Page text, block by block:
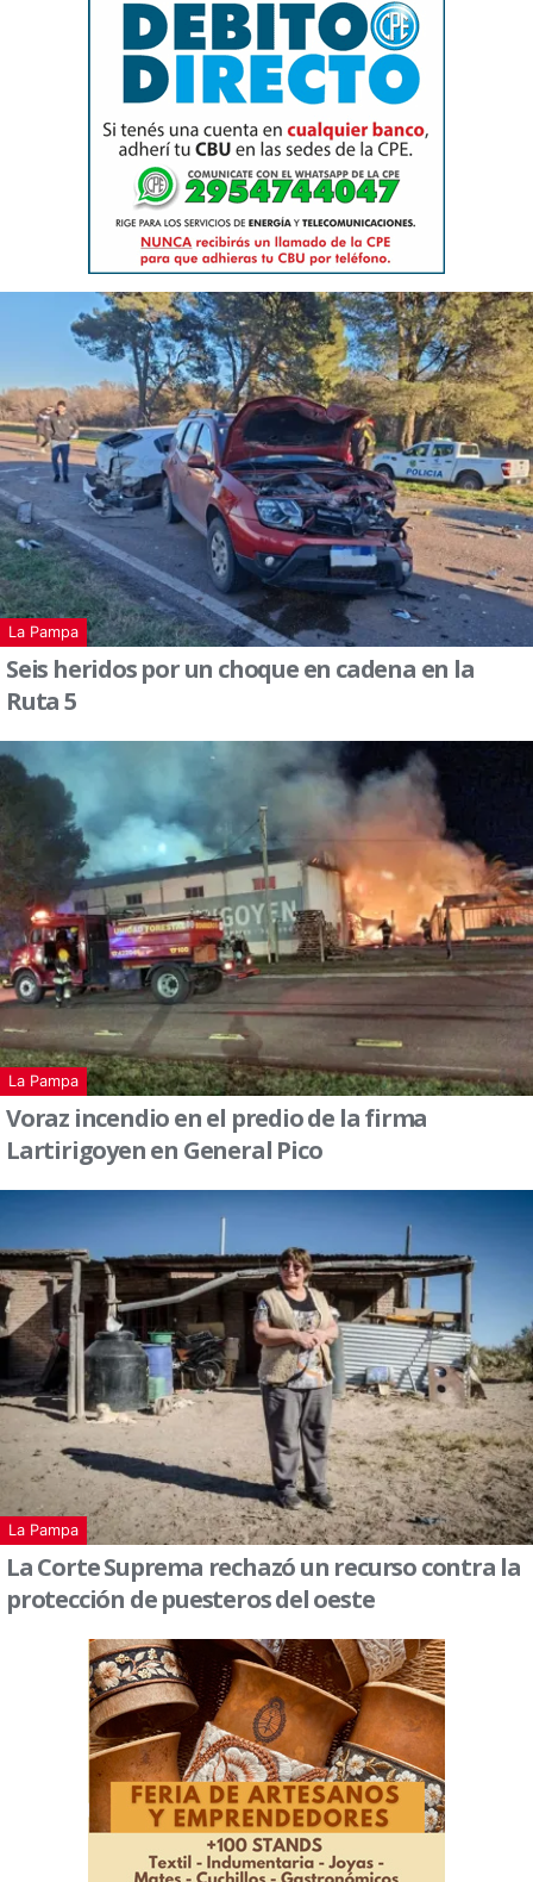
La Pampa
Seis heridos por un choque en cadena en la
Ruta 5
La Pampa
Voraz incendio en el predio de la firma
Lartirigoyen en General Pico
La Pampa
La Corte Suprema rechazó un recurso contra la
protección de puesteros del oeste